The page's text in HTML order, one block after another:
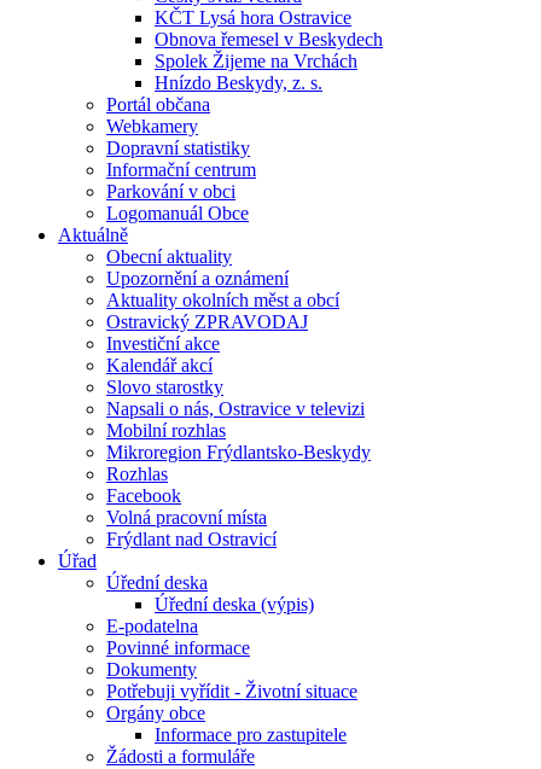
KČT Lysá hora Ostravice
Obnova řemesel v Beskydech
Spolek Žijeme na Vrchách
Hnízdo Beskydy, z. s.
Portál občana
Webkamery
Dopravní statistiky
Informační centrum
Parkování v obci
Logomanuál Obce
Aktuálně
Obecní aktuality
Upozornění a oznámení
Aktuality okolních měst a obcí
Ostravický ZPRAVODAJ
Investiční akce
Kalendář akcí
Slovo starostky
Napsali o nás, Ostravice v televizi
Mobilní rozhlas
Mikroregion Frýdlantsko-Beskydy
Rozhlas
Facebook
Volná pracovní místa
Frýdlant nad Ostravicí
Úřad
Úřední deska
Úřední deska (výpis)
E-podatelna
Povinné informace
Dokumenty
Potřebuji vyřídit - Životní situace
Orgány obce
Informace pro zastupitele
Žádosti a formuláře